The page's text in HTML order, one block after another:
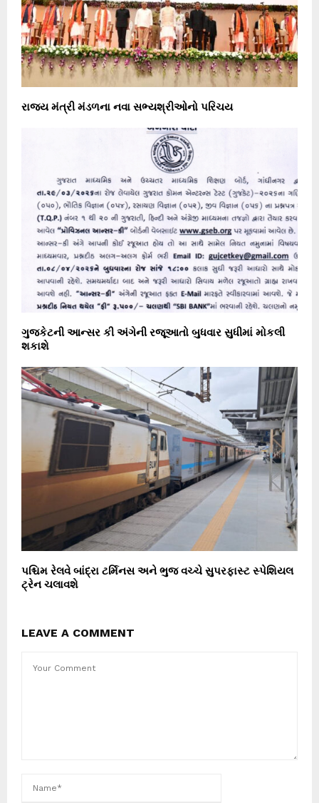
રાજ્ય મંત્રી મંડળના નવા સભ્યશ્રીઓનો પરિચય
ગુજકેટની આન્સર કી અંગેની રજૂઆતો બુધવાર સુધીમાં મોકલી
શકાશે
પશ્ચિમ રેલવે બાંદ્રા ટર્મિનસ અને ભુજ વચ્ચે સુપરફાસ્ટ સ્પેશિયલ
ટ્રેન ચલાવશે
LEAVE A COMMENT